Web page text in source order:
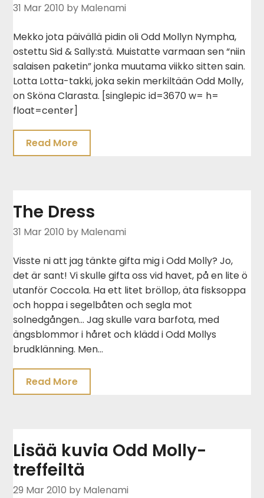
31 Mar 2010 by Malenami
Mekko jota päivällä pidin oli Odd Mollyn Nympha,
ostettu Sid & Sally:stä. Muistatte varmaan sen “niin
salaisen paketin” jonka muutama viikko sitten sain.
Lotta Lotta-takki, joka sekin merkiltään Odd Molly,
on Sköna Clarasta. [singlepic id=3670 w= h=
float=center]
Read More
The Dress
31 Mar 2010 by Malenami
Visste ni att jag tänkte gifta mig i Odd Molly? Jo,
det är sant! Vi skulle gifta oss vid havet, på en lite ö
utanför Coccola. Ha ett litet bröllop, äta fisksoppa
och hoppa i segelbåten och segla mot
solnedgången… Jag skulle vara barfota, med
ängsblommor i håret och klädd i Odd Mollys
brudklänning. Men…
Read More
Lisää kuvia Odd Molly-
treffeiltä
29 Mar 2010 by Malenami